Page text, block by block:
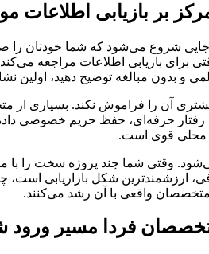
بر بازیابی اطلاعات
شروع می‌شود که شما خودتان را
برای بازیابی اطلاعات مراجعه
و بدون مبالغه توضیح دهید،
آن را فراموش نکند. بسیاری
رفتار حرفه‌ای، حفظ حریم خصوصی
محلی قوی است.
وقتی شما چند پروژه سخت را با
شکل بازاریابی است،
واقعی با آن رشد می‌کنند.
فردا مسیر ورود